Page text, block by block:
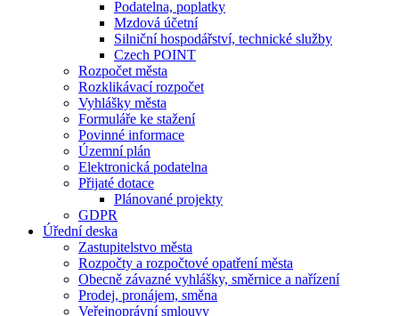
Podatelna, poplatky
Mzdová účetní
Silniční hospodářství, technické služby
Czech POINT
Rozpočet města
Rozklikávací rozpočet
Vyhlášky města
Formuláře ke stažení
Povinné informace
Územní plán
Elektronická podatelna
Přijaté dotace
Plánované projekty
GDPR
Úřední deska
Zastupitelstvo města
Rozpočty a rozpočtové opatření města
Obecně závazné vyhlášky, směrnice a nařízení
Prodej, pronájem, směna
Veřejnoprávní smlouvy